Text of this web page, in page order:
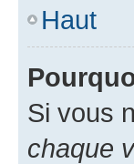
Haut
Si vous
chaque